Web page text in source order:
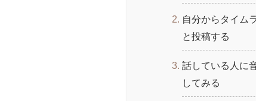
自分からタイム
と投稿する
話している人に
してみる